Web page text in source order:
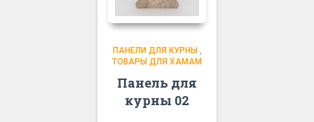
ПАНЕЛИ ДЛЯ КУРНЫ,
ТОВАРЫ ДЛЯ ХАМАМ
Панель для
курны 02